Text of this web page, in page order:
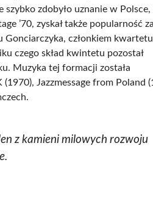
zdobyło uznanie w Polsce,
’70, zyskał także popularność za
Gonciarczyka, członkiem
czego skład kwintetu pozostał
Muzyka tej formacji została
Jazzmessage from Poland
z kamieni milowych rozwoju